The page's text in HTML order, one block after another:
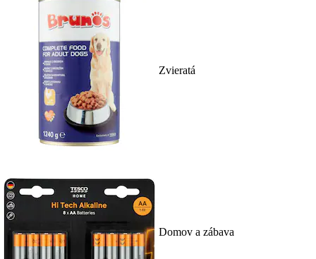
Zvieratá
Domov a zábava